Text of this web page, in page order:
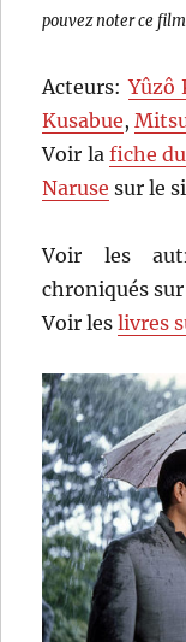
pouvez noter ce film
Acteurs:Yûzô
Kusabue,
Voir la fiche
Naruse sur le
Voir les
chroniqués
Voir leslivres